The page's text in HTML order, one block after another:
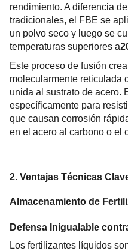
rendimiento. A diferencia
tradicionales, el FBE se
un polvo seco y luego se
temperaturas superiores a
Este proceso de fusión
molecularmente reticulada
unida al sustrato de acero.
específicamente para
que causan corrosión
en el acero al carbono o el
2. Ventajas Técnicas
Almacenamiento de
Defensa Inigualable
Los fertilizantes líquidos